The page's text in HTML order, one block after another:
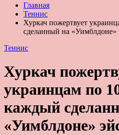
Главная
Теннис
Хуркач пожертвует
сделанный на «Уимблдоне»
Теннис
Хуркач
украинцам по
каждый
«Уимблдоне»